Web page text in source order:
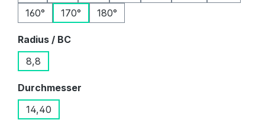
160°
170° 180°
Radius / BCauswählen
8,8
Durchmesser
14,40